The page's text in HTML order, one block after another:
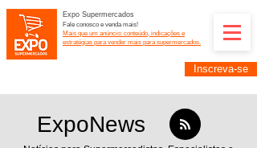
Expo Supermercados
Fale conosco e venda mais!
Mais que um anúncio: conteúdo, indicações e
estratégias para vender mais para supermercados.
Inscreva-se
ExpoNews